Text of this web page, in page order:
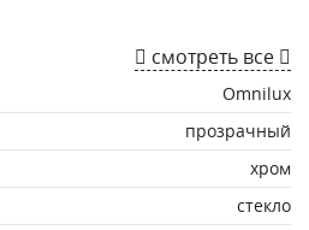
смотреть все
Omnilux
прозрачный
хром
стекло